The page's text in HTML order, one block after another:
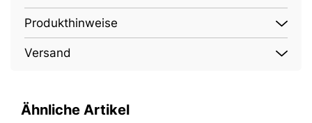
Produkthinweise
Versand
Ähnliche Artikel